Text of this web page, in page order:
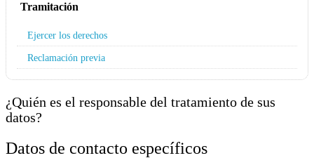
Tramitación
Ejercer los derechos
Reclamación previa
¿Quién es el responsable del tratamiento de sus
datos?
Datos de contacto específicos